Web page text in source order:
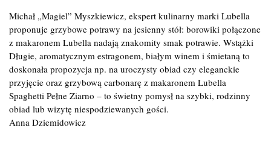
Michał „Magiel” Myszkiewicz, ekspert kulinarny marki Lubella
proponuje grzybowe potrawy na jesienny stół: borowiki połączone
z makaronem Lubella nadają znakomity smak potrawie. Wstążki
Długie, aromatycznym estragonem, białym winem i śmietaną to
doskonała propozycja np. na uroczysty obiad czy eleganckie
przyjęcie oraz grzybową carbonarę z makaronem Lubella
Spaghetti Pełne Ziarno – to świetny pomysł na szybki, rodzinny
obiad lub wizytę niespodziewanych gości.
Anna Dziemidowicz